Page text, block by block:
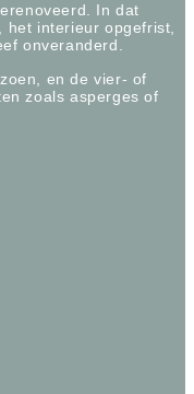
In dat
het interieur opgefrist,
onveranderd.
en de vier- of
zoals asperges of